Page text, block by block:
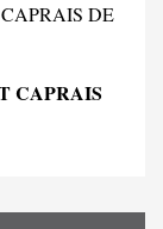
CAPRAIS DE
CAPRAIS